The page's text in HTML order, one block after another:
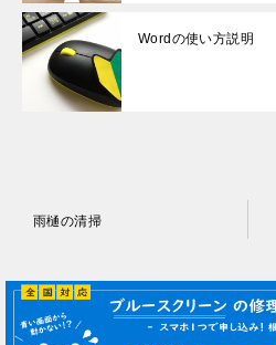
Wordの使い方説明
ナ
ビ
雨樋の清掃